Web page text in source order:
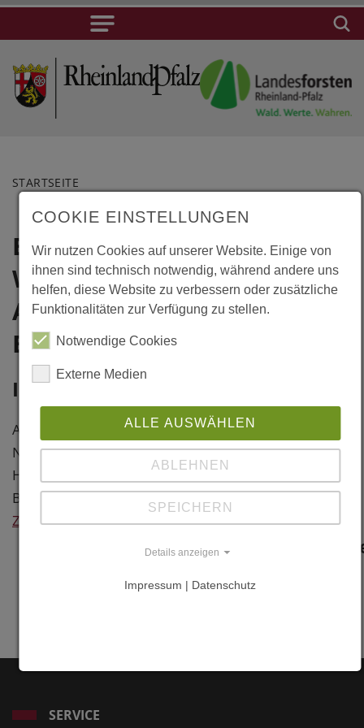
STARTSEITE
Bramberg,
Wanderhotel,
Almsauna und
Baumhaus
Information
Architekt: Peter Niederegger, A-
Neukirchen
Holzbau: Holzbau Maier, A-
Bramberg
Zurück
Lage
Bramberg,
Bramberg
Österreich
Weitere
Links
SERVICE
COOKIE EINSTELLUNGEN
Wir nutzen Cookies auf unserer Website. Einige von
ihnen sind technisch notwendig, während andere uns
helfen, diese Website zu verbessern oder zusätzliche
Funktionalitäten zur Verfügung zu stellen.
Notwendige Cookies
Externe Medien
ALLE AUSWÄHLEN
ABLEHNEN
SPEICHERN
Details anzeigen
Impressum | Datenschutz